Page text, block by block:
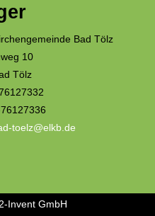
Bad Tölz
10
Tölz
toelz@elkb.de
Invent GmbH